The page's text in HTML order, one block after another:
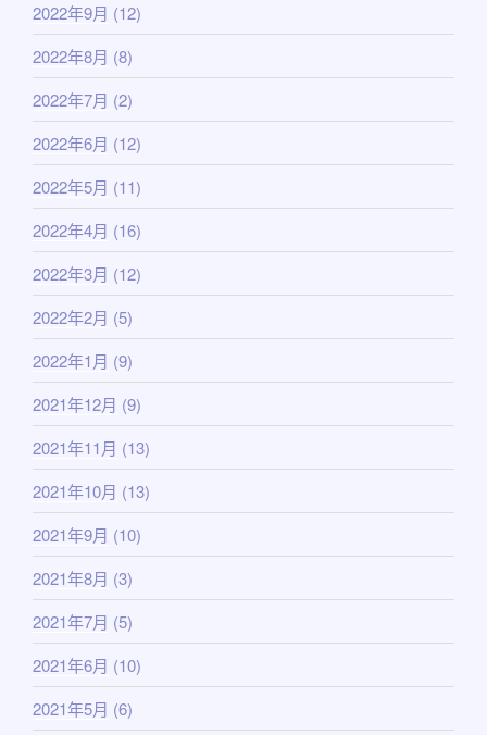
2022年9月 (12)
2022年8月 (8)
2022年7月 (2)
2022年6月 (12)
2022年5月 (11)
2022年4月 (16)
2022年3月 (12)
2022年2月 (5)
2022年1月 (9)
2021年12月 (9)
2021年11月 (13)
2021年10月 (13)
2021年9月 (10)
2021年8月 (3)
2021年7月 (5)
2021年6月 (10)
2021年5月 (6)